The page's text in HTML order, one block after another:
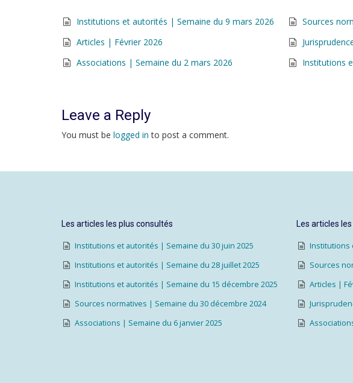
Institutions et autorités | Semaine du 9 mars 2026
Sources
Articles | Février 2026
Associations | Semaine du 2 mars 2026
Institutions
Leave a Reply
You must be logged in to post a comment.
Les articles les plus consultés
Institutions et autorités | Semaine du 30 juin 2025
Institutions et autorités | Semaine du 28 juillet 2025
Institutions et autorités | Semaine du 15 décembre 2025
Sources normatives | Semaine du 30 décembre 2024
Associations | Semaine du 6 janvier 2025
Les articles
Institutions
Sources
Articles |